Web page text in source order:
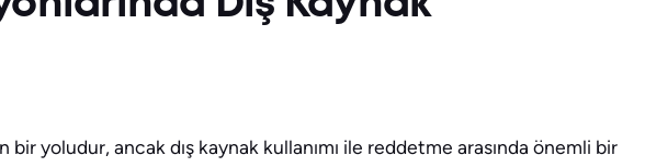
bir yoludur, ancak dış kaynak kullanımı ile reddetme arasında önemli bir